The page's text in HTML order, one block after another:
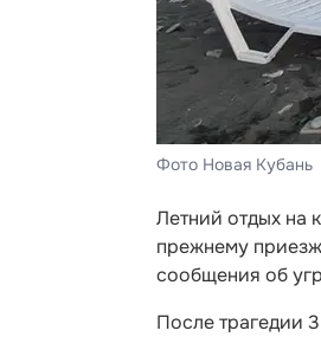
Фото Новая Кубань
Летний отдых на
прежнему
сообщения об
После трагедии